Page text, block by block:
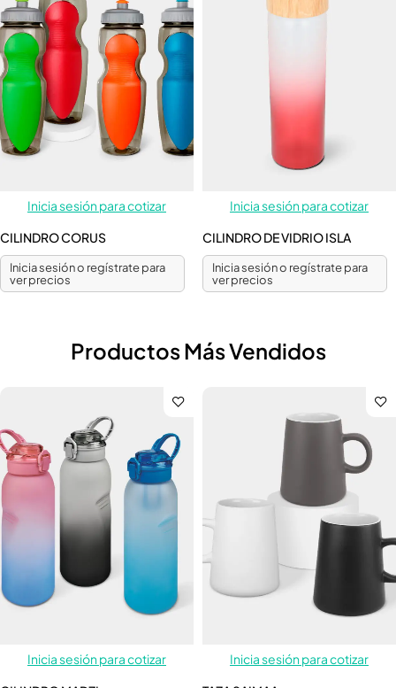
Inicia sesión para cotizar
CILINDRO CORUS
Inicia sesión o regístrate para
ver precios
Inicia sesión para cotizar
CILINDRO DE VIDRIO ISLA
Inicia sesión o regístrate para
ver precios
Productos Más Vendidos
Inicia sesión para cotizar
Inicia sesión para cotizar